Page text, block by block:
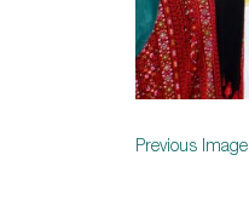
Previous Image